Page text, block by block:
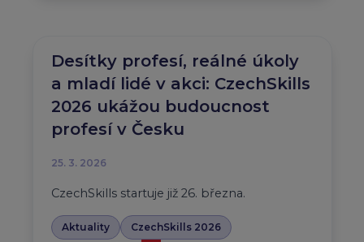
Desítky profesí, reálné úkoly
a mladí lidé v akci: CzechSkills
2026 ukážou budoucnost
profesí v Česku
25. 3. 2026
CzechSkills startuje již 26. března.
Aktuality
CzechSkills 2026